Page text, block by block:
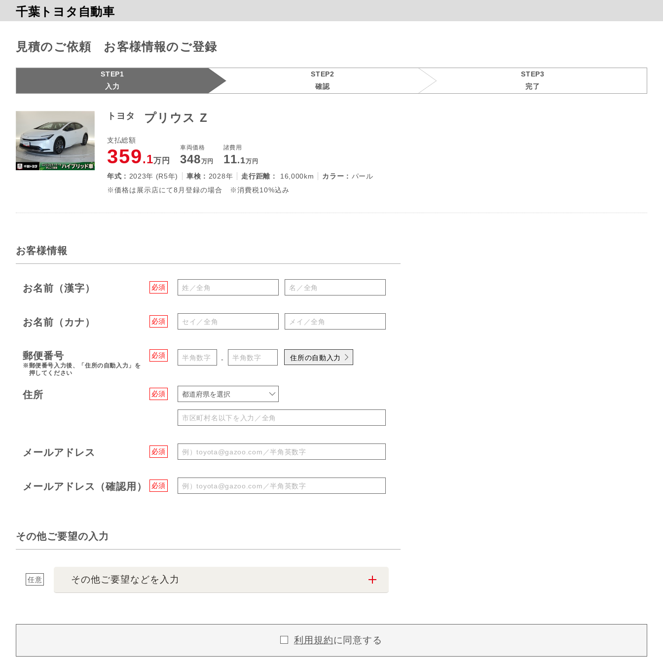
千葉トヨタ自動車
見積のご依頼 お客様情報のご登録
STEP1
入力
STEP2
確認
STEP3
完了
トヨタ プリウス Z
支払総額
359.1万円
車両価格
348万円
諸費用
11.1万円
年式 : 2023年 (R5年) 車検 : 2028年 走行距離 : 16,000km カラー : パール
※価格は展示店にて8月登録の場合 ※消費税10%込み
お客様情報
必須
お名前（漢字）
必須
お名前（カナ）
必須
郵便番号
※郵便番号入力後、「住所の自動入力」を
押してください
- 住所の自動入力
必須
住所 都道府県を選択
必須
メールアドレス
必須
メールアドレス（確認用）
その他ご要望の入力
任意 その他ご要望などを入力
利用規約に同意する